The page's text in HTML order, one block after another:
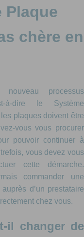
Plaque
chère en
processus
à-dire le Système
plaques doivent être
vous vous procurer
pouvoir continuer à
vous devez vous
cette démarche.
commander une
auprès d’un prestataire
chez vous.
il changer de